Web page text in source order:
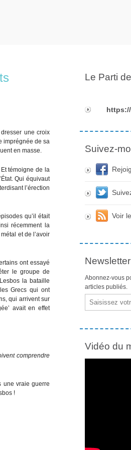
une croix
imprégnée de sa
en masse.
témoigne de la
Qui équivaut
l’érection
qu’il était
récemment la
et de l’avoir
ont essayé
le groupe de
la bataille
Grecs qui ont
qui arrivent sur
avait en effet
comprendre
une vraie guerre
!
Le Parti
Suivez-
Voir
Newsletter
Abonnez-vous
articles publiés.
Email
Vidéo du